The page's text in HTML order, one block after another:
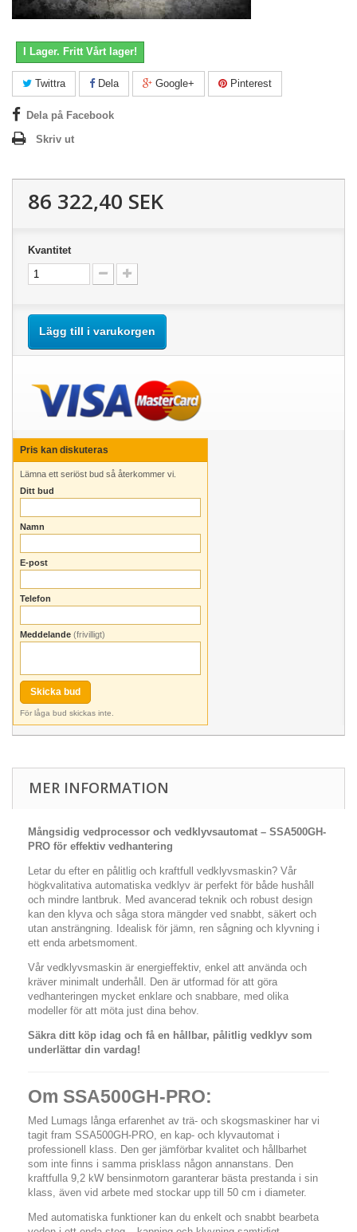
I Lager. Fritt Vårt lager!
Twittra Dela Google+ Pinterest
Dela på Facebook
Skriv ut
86 322,40 SEK
Kvantitet
Lägg till i varukorgen
Pris kan diskuteras
Lämna ett seriöst bud så återkommer vi.
Ditt bud
Namn
E-post
Telefon
Meddelande (frivilligt)
Skicka bud
För låga bud skickas inte.
MER INFORMATION
Mångsidig vedprocessor och vedklyvsautomat – SSA500GH-
PRO för effektiv vedhantering
Letar du efter en pålitlig och kraftfull vedklyvsmaskin? Vår
högkvalitativa automatiska vedklyv är perfekt för både hushåll
och mindre lantbruk. Med avancerad teknik och robust design
kan den klyva och såga stora mängder ved snabbt, säkert och
utan ansträngning. Idealisk för jämn, ren sågning och klyvning i
ett enda arbetsmoment.
Vår vedklyvsmaskin är energieffektiv, enkel att använda och
kräver minimalt underhåll. Den är utformad för att göra
vedhanteringen mycket enklare och snabbare, med olika
modeller för att möta just dina behov.
Säkra ditt köp idag och få en hållbar, pålitlig vedklyv som
underlättar din vardag!
Om SSA500GH-PRO:
Med Lumags långa erfarenhet av trä- och skogsmaskiner har vi
tagit fram SSA500GH-PRO, en kap- och klyvautomat i
professionell klass. Den ger jämförbar kvalitet och hållbarhet
som inte finns i samma prisklass någon annanstans. Den
kraftfulla 9,2 kW bensinmotorn garanterar bästa prestanda i sin
klass, även vid arbete med stockar upp till 50 cm i diameter.
Med automatiska funktioner kan du enkelt och snabbt bearbeta